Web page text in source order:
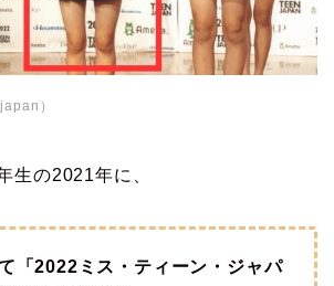
）
生の2021年に、
「2022ミス・ティーン・ジャパ